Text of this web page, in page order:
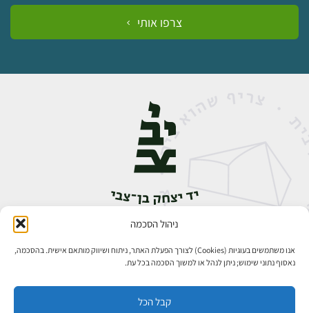
ניהול הסכמה
אנו משתמשים בעוגיות (Cookies) לצורך הפעלת האתר, ניתוח ושיווק מותאם אישית. בהסכמה,
נאסוף נתוני שימוש; ניתן לנהל או למשוך הסכמה בכל עת.
קבל הכל
צרפו אותי
אבן גבירול 14, רחביה, ירושלים